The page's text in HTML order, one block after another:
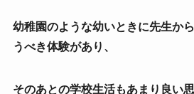
幼稚園のような幼いときに先生か
うべき体験があり、
そのあとの学校生活もあまり良い